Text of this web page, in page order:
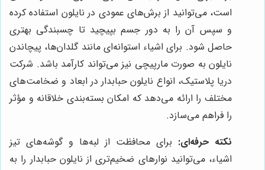
است، می‌توانید از برش‌های عمودی در نایلون استفاده کرده
و سپس آن را به دور جسم بپیچید تا چسبندگی بهتری
حاصل شود. برای اشیاء استوانه‌ای مانند گلدان‌ها، پیچاندن
نایلون به صورت مارپیچی نیز می‌تواند کارآمد باشد. شرکت
دریا پلاستیک، انواع نایلون حبابدار در ابعاد و ضخامت‌های
مختلف را ارائه می‌دهد که امکان بسته‌بندی خلاقانه و مؤثر
را فراهم می‌سازد.
نکته حرفه‌ای: برای محافظت از لبه‌ها و گوشه‌های تیز
اشیاء، می‌توانید نوارهای ضخیم‌تری از نایلون حبابدار را به